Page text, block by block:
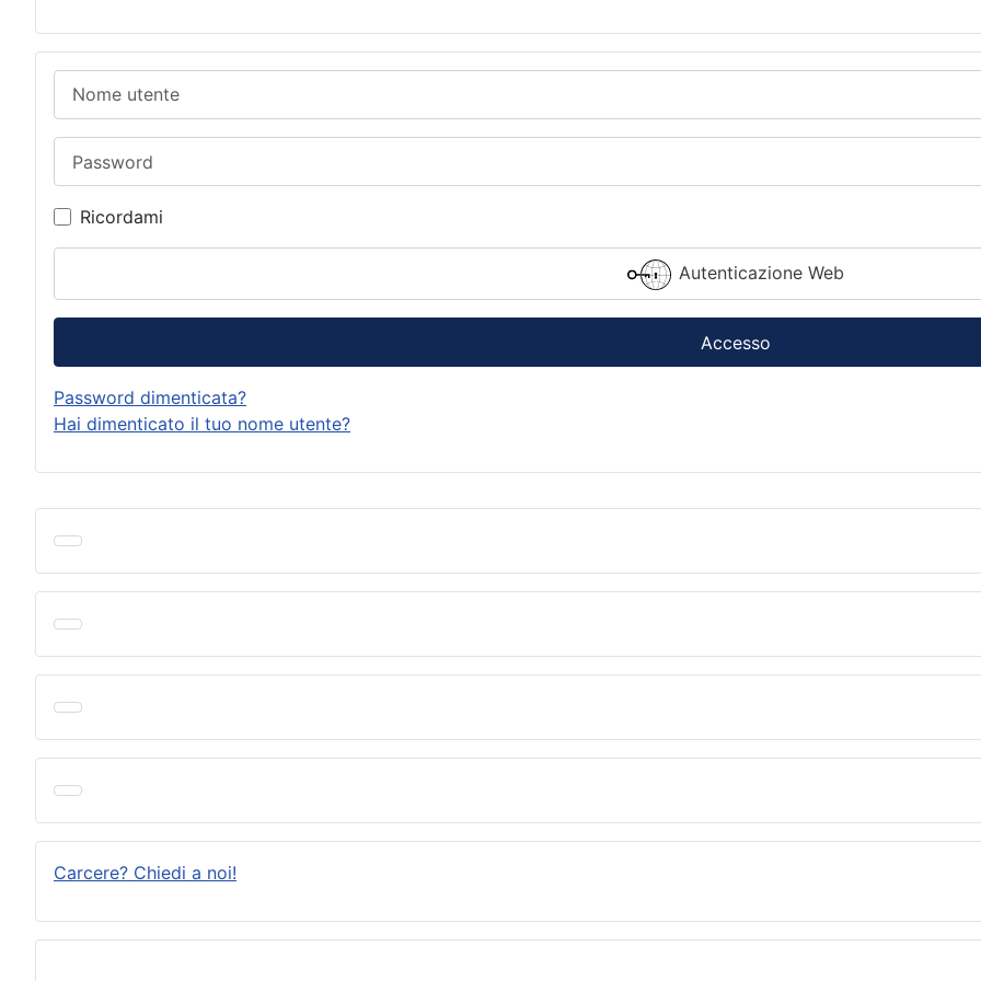
Carcere? Chiedi a noi!
Ricordami
Autenticazione Web
Accesso
Password dimenticata?
Hai dimenticato il tuo nome utente?